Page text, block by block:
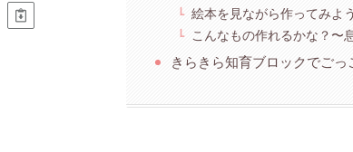
絵本を見ながら作ってみよう
こんなもの作れるかな？〜
きらきら知育ブロックでご